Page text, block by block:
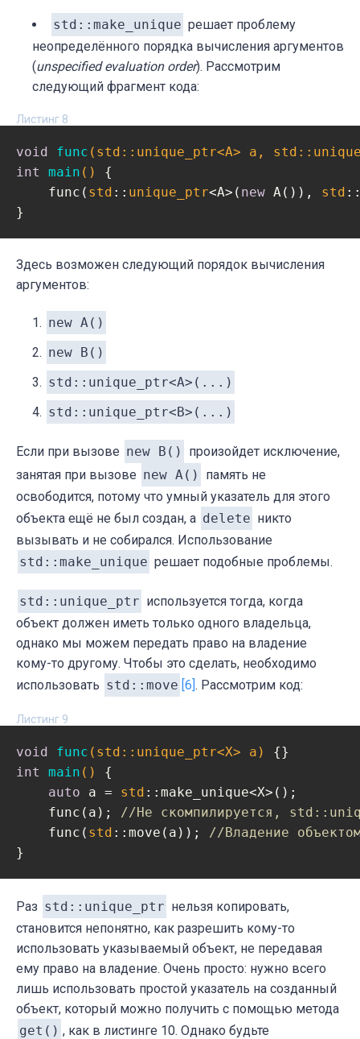
std::make_unique решает проблему
неопределённого порядка вычисления аргументов
(unspecified evaluation order). Рассмотрим
следующий фрагмент кода:
Листинг 8
void func ( std :: unique_ptr<A> a, std ::
int
main ()
{
    func(
std :: unique_ptr<A>( new A()), std
}
Здесь возможен следующий порядок вычисления
аргументов:
new A()
new B()
std::unique_ptr<A>(...)
std::unique_ptr<B>(...)
Если при вызове new B()
произойдет исключение,
занятая при вызове new A()
память не
освободится, потому что умный указатель для этого
объекта ещё не был создан, а delete никто
вызывать и не собирался. Использование
std::make_unique решает подобные проблемы.
std::unique_ptr используется тогда, когда
объект должен иметь только одного владельца,
однако мы можем передать право на владение
кому-то другому. Чтобы это сделать, необходимо
использовать std::move [6]. Рассмотрим код:
Листинг 9
void func ( std :: unique_ptr<X> a)
int
main ()
{
auto a = std ::make_unique<X>();
    func(a);
//Не скомпилируется,
    func(
std ::move(a)); //Владение
}
Раз std::unique_ptr нельзя копировать,
становится непонятно, как разрешить кому-то
использовать указываемый объект, не передавая
ему право на владение. Очень просто: нужно всего
лишь использовать простой указатель на созданный
объект, который можно получить с помощью метода
get() , как в листинге 10. Однако будьте